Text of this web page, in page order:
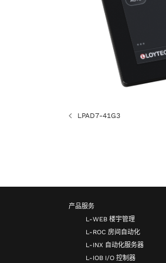
LPAD7-41G3
产品服务
L-WEB 楼宇管理
L-ROC 房间自动化
L-INX 自动化服务器
L-IOB I/O 控制器